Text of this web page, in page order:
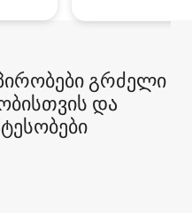
გრძელი
და